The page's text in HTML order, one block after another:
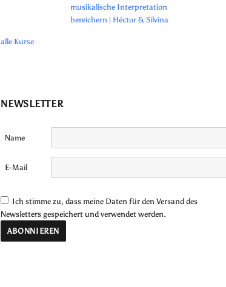
musikalische Interpretation
bereichern | Héctor & Silvina
alle Kurse
NEWSLETTER
Name
E-Mail
Ich stimme zu, dass meine Daten für den Versand des
Newsletters gespeichert und verwendet werden.